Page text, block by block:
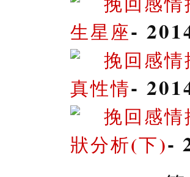
生星座-
挽回感
真性情-
挽回感
狀分析(下)-